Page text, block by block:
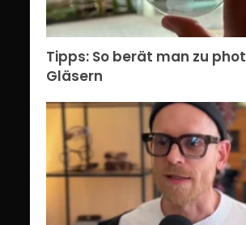
Tipps: So berät man zu
Gläsern